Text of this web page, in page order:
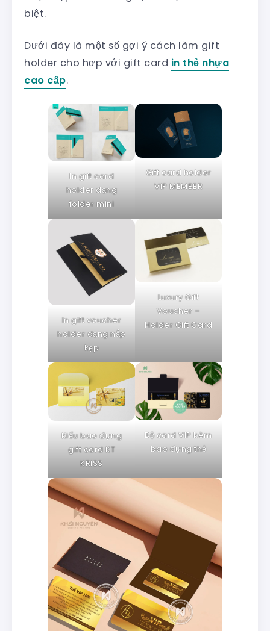
biệt.
Dưới đây là một số gợi ý cách làm gift
holder cho hợp với gift card in thẻ nhựa
cao cấp.
In gift card
holder dạng
folder mini
Gift card holder
VIP MEMBER
In gift voucher
holder dạng nắp
kẹp
Luxury Gift
Voucher –
Holder Gift Card
Kiểu bao đựng
gift card KT
KRISS
Bộ card VIP kèm
bao đựng thẻ